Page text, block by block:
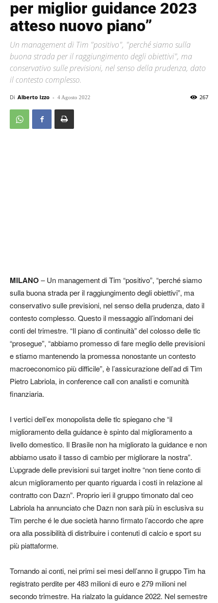
per miglior guidance 2023
atteso nuovo piano”
Un management di Tim "positivo", "perché siamo sulla
buona strada per il raggiungimento degli obiettivi", ma
conservativo sulle previsioni, nel senso della prudenza, dato
il contesto complesso.
Di Alberto Izzo - 4 Agosto 2022 267
MILANO – Un management di Tim “positivo”, “perché siamo
sulla buona strada per il raggiungimento degli obiettivi”, ma
conservativo sulle previsioni, nel senso della prudenza, dato il
contesto complesso. Questo il messaggio all’indomani dei
conti del trimestre. “Il piano di continuità” del colosso delle tlc
“prosegue”, “abbiamo promesso di fare meglio delle previsioni
e stiamo mantenendo la promessa nonostante un contesto
macroeconomico più difficile”, è l’assicurazione dell’ad di Tim
Pietro Labriola, in conference call con analisti e comunità
finanziaria.
I vertici dell’ex monopolista delle tlc spiegano che “il
miglioramento della guidance è spinto dal miglioramento a
livello domestico. Il Brasile non ha migliorato la guidance e non
abbiamo usato il tasso di cambio per migliorare la nostra”.
L’upgrade delle previsioni sui target inoltre “non tiene conto di
alcun miglioramento per quanto riguarda i costi in relazione al
contratto con Dazn”. Proprio ieri il gruppo timonato dal ceo
Labriola ha annunciato che Dazn non sarà più in esclusiva su
Tim perche é le due società hanno firmato l’accordo che apre
ora alla possibilità di distribuire i contenuti di calcio e sport su
più piattaforme.
Tornando ai conti, nei primi sei mesi dell’anno il gruppo Tim ha
registrato perdite per 483 milioni di euro e 279 milioni nel
secondo trimestre. Ha rialzato la guidance 2022. Nel semestre